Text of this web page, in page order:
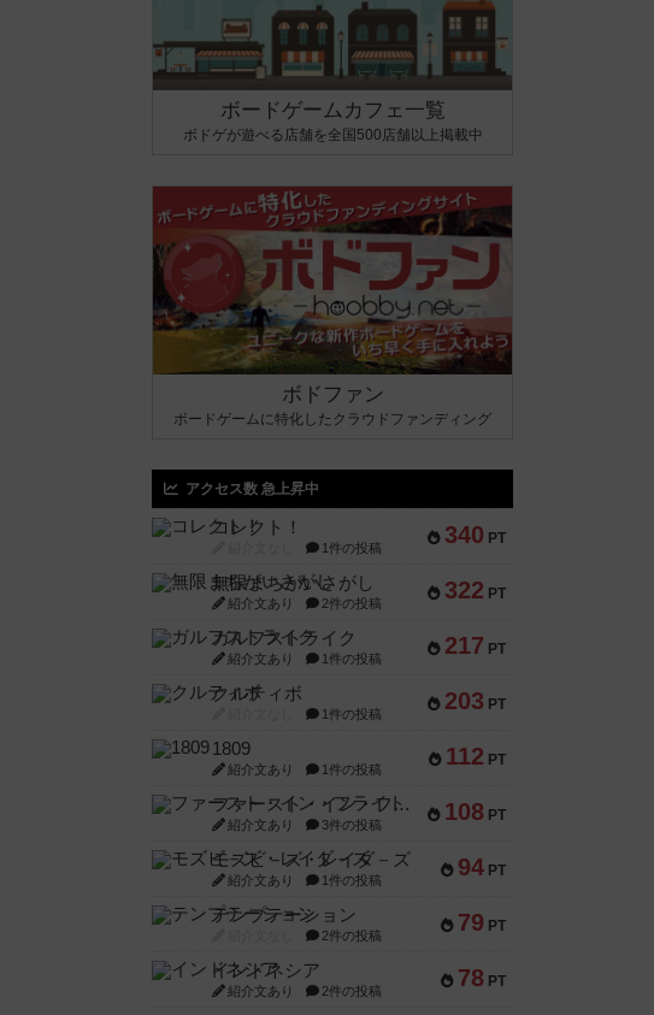
ボードゲームカフェ一覧
ボドゲが遊べる店舗を全国500店舗以上掲載中
ボドファン
ボードゲームに特化したクラウドファンディング
アクセス数 急上昇中
340 PT
コレクト！
1件の投稿
322 PT
無限まちがいさがし
紹介文あり 2件の投稿
217 PT
ガルフストライク
紹介文あり 1件の投稿
203 PT
クルティボ
1件の投稿
112 PT
1809
紹介文あり 1件の投稿
108 PT
ファースト・イン・フライト
紹介文あり 3件の投稿
94 PT
モズビ－ズ・レイダ－ズ
紹介文あり 1件の投稿
79 PT
テンプテーション
2件の投稿
78 PT
インドネシア
紹介文あり 2件の投稿